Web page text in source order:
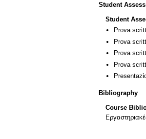
Student
Student
Prova
Prova
Prova
Prova
Bibliography
Course